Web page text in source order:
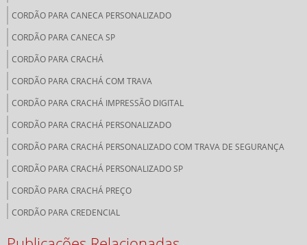
CORDÃO PARA CANECA PERSONALIZADO
CORDÃO PARA CANECA SP
CORDÃO PARA CRACHÁ
CORDÃO PARA CRACHÁ COM TRAVA
CORDÃO PARA CRACHÁ IMPRESSÃO DIGITAL
CORDÃO PARA CRACHÁ PERSONALIZADO
CORDÃO PARA CRACHÁ PERSONALIZADO COM TRAVA DE SEGURANÇA
CORDÃO PARA CRACHÁ PERSONALIZADO SP
CORDÃO PARA CRACHÁ PREÇO
CORDÃO PARA CREDENCIAL